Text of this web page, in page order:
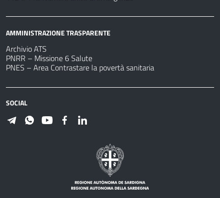
AMMINISTRAZIONE TRASPARENTE
Archivio ATS
PNRR – Missione 6 Salute
PNES – Area Contrastare la povertà sanitaria
SOCIAL